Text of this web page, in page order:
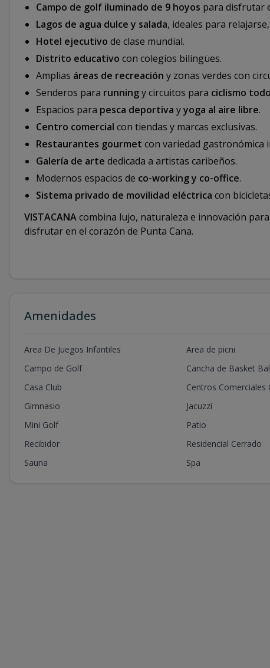
Campo de golf iluminado de 9 hoyos para disfrutar
Lagos de agua dulce y salada, ideales para
Hotel ejecutivo de clase mundial.
Distrito educativo con colegios bilingües.
Amplias áreas de recreación y zonas verdes con
Senderos para runningy circuitos para ciclismo
Espacios para pesca deportiva yyoga al aire libre.
Centro comercial con tiendas y marcas exclusivas.
Restaurantes gourmet con variedad gastronómica
Galería de arte dedicada a artistas caribeños.
Modernos espacios de co-working y co-office.
Sistema privado de movilidad eléctrica con
VISTACANAcombina lujo, naturaleza e innovación
disfrutar en el corazón de Punta Cana.
Amenidades
Area De Juegos Infantiles Area de picni
Campo de Golf
Cancha de Basket
Casa Club
Centros Comerciales
Gimnasio
Jacuzzi
Mini Golf
Patio
Recibidor
Residencial Cerrado
Sauna
Spa